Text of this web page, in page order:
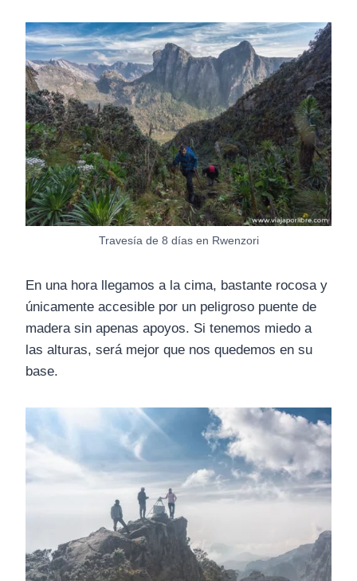
Travesía de 8 días en Rwenzori
En una hora llegamos a la cima, bastante rocosa y
únicamente accesible por un peligroso puente de
madera sin apenas apoyos. Si tenemos miedo a
las alturas, será mejor que nos quedemos en su
base.